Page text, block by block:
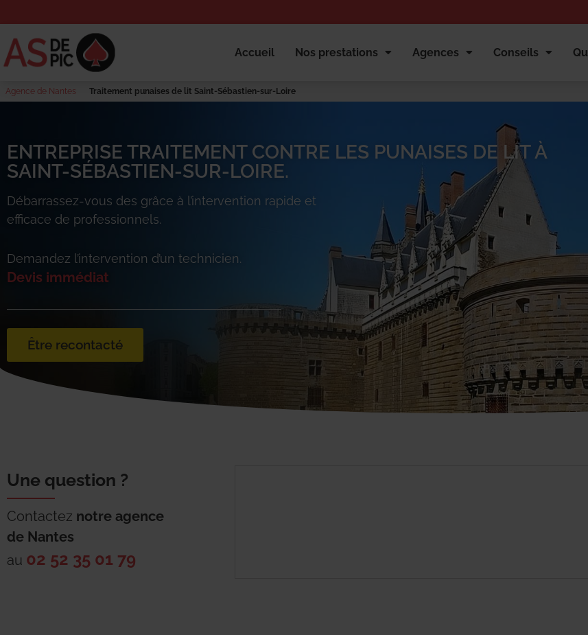
Accueil Nos prestations Agences Conseils
Agence de Nantes Traitement punaises de lit Saint-Sébastien-sur-Loire
ENTREPRISE TRAITEMENT CONTRE LES PUNAISES DE LIT À
SAINT-SÉBASTIEN-SUR-LOIRE.
Débarrassez-vous des grâce à l’intervention rapide et
efficace de professionnels.
Demandez l’intervention d’un technicien.
Devis immédiat
Être recontacté
Une question ?
Contactez notre agence
de Nantes
au 02 52 35 01 79